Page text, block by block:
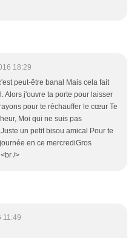
18:29
peut-être banal Mais cela fait
Alors j'ouvre ta porte pour laisser
pour te réchauffer le cœur Te
Moi qui ne suis pas
un petit bisou amical Pour te
en ce mercrediGros
/>
11:49